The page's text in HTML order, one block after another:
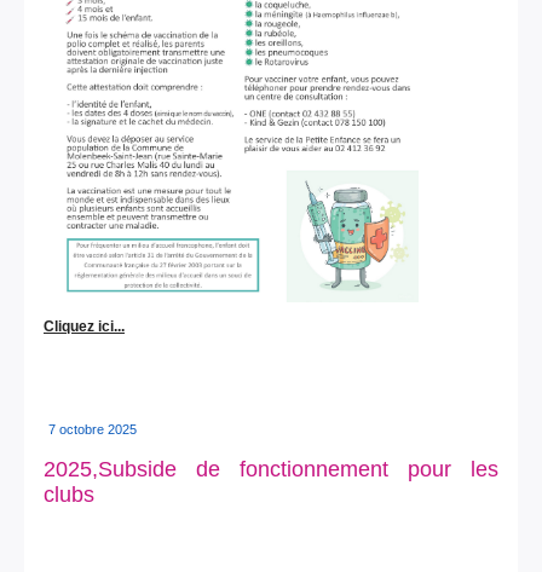
Cliquez ici...
7 octobre 2025
2025,Subside de fonctionnement pour les
clubs